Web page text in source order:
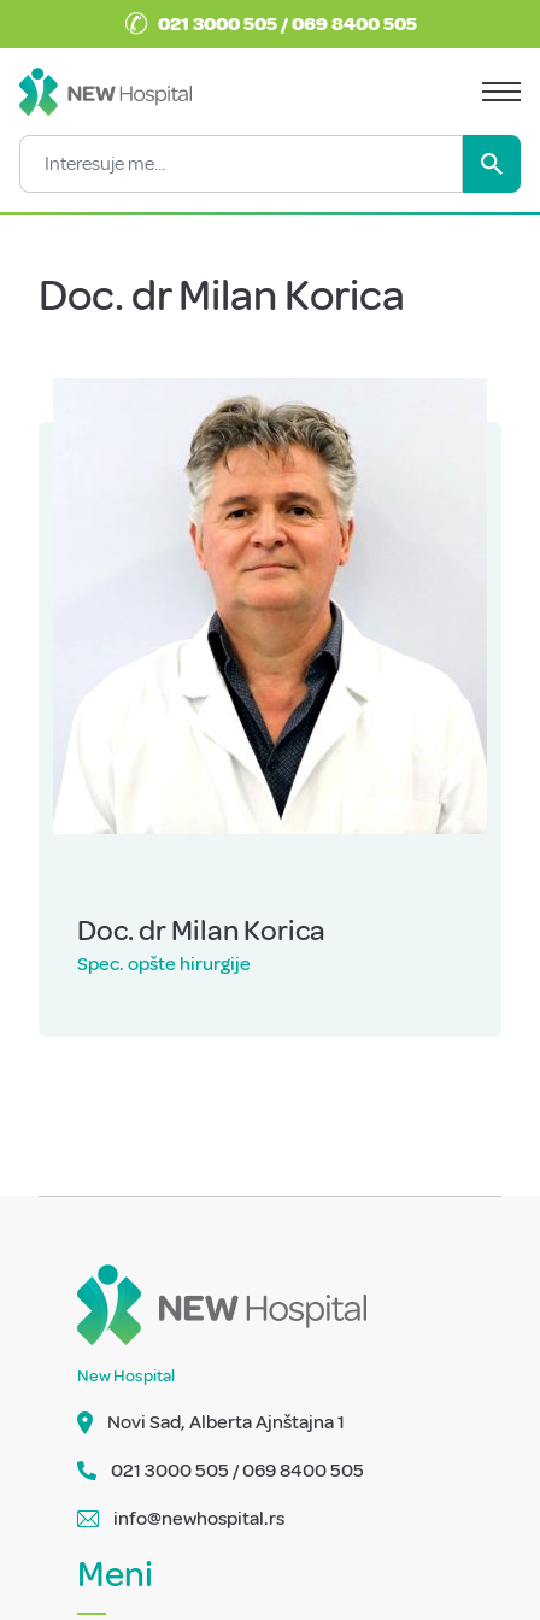
✆ 021 3000 505 / 069 8400 505
Doc. dr Milan Korica
Doc. dr Milan Korica
Spec. opšte hirurgije
New Hospital
Novi Sad, Alberta Ajnštajna 1
021 3000 505 / 069 8400 505
info@newhospital.rs
Meni